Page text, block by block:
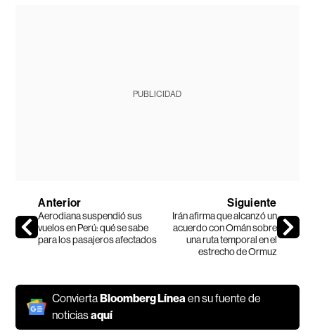
PUBLICIDAD
Anterior
Aerodiana suspendió sus
vuelos en Perú: qué se sabe
para los pasajeros afectados
Siguiente
Irán afirma que alcanzó un
acuerdo con Omán sobre
una ruta temporal en el
estrecho de Ormuz
ConviertaBloomberg Línea en su fuente de
noticiasaquí